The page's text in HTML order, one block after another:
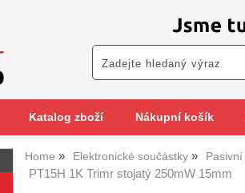
Katalog zboží Nákupní košík
Home Elektronické součástky
PT15H 1K Trimr stojatý 250mW 15mm